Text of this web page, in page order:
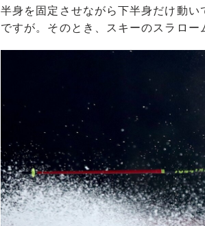
半身を固定させながら下半身だけ動
ですが。そのとき、スキーのスラロー